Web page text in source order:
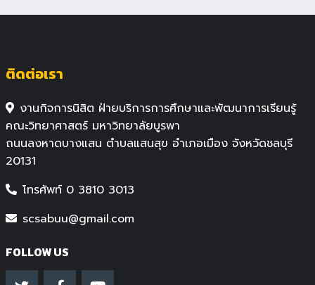
ติดต่อเรา
งานกิจการนิสิต ฝ่ายบริการการศึกษาและพัฒนาการเรียนรู้
คณะวิทยาศาสตร์ มหาวิทยาลัยบูรพา
ถนนลงหาดบางแสน ตำบลแสนสุข อำเภอเมือง จังหวัดชลบุรี
20131
โทรศัพท์ 0 3810 3013
scsabuu@gmail.com
FOLLOW US